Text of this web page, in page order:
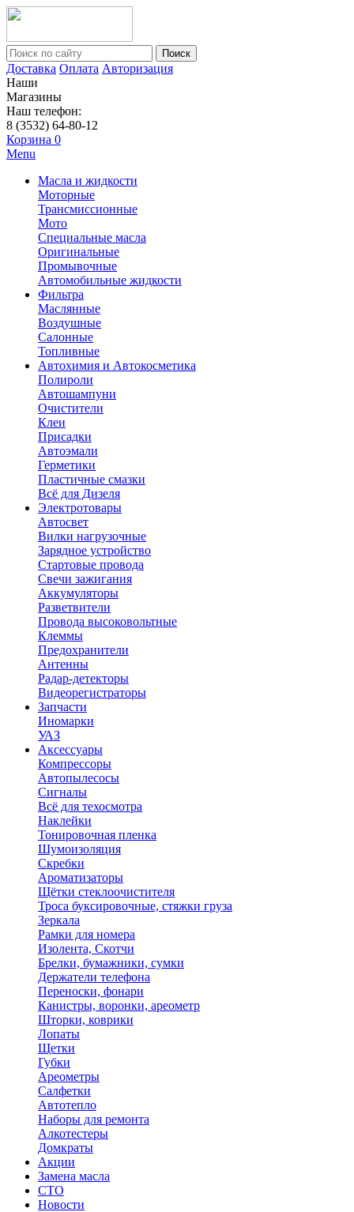
Поиск
Доставка Оплата Авторизация
Наши
Магазины
Наш телефон:
8 (3532) 64-80-12
Корзина 0
Menu
Масла и жидкости
Моторные
Трансмиссионные
Мото
Специальные масла
Оригинальные
Промывочные
Автомобильные жидкости
Фильтра
Маслянные
Воздушные
Салонные
Топливные
Автохимия и Автокосметика
Полироли
Автошампуни
Очистители
Клеи
Присадки
Автоэмали
Герметики
Пластичные смазки
Всё для Дизеля
Электротовары
Автосвет
Вилки нагрузочные
Зарядное устройство
Стартовые провода
Свечи зажигания
Аккумуляторы
Разветвители
Провода высоковольтные
Клеммы
Предохранители
Антенны
Радар-детекторы
Видеорегистраторы
Запчасти
Иномарки
УАЗ
Аксесcуары
Компрессоры
Автопылесосы
Сигналы
Всё для техосмотра
Наклейки
Тонировочная пленка
Шумоизоляция
Скребки
Ароматизаторы
Щётки стеклоочистителя
Троса буксировочные, стяжки груза
Зеркала
Рамки для номера
Изолента, Скотчи
Брелки, бумажники, сумки
Держатели телефона
Переноски, фонари
Канистры, воронки, ареометр
Шторки, коврики
Лопаты
Щетки
Губки
Ареометры
Салфетки
Автотепло
Наборы для ремонта
Алкотестеры
Домкраты
Акции
Замена масла
СТО
Новости